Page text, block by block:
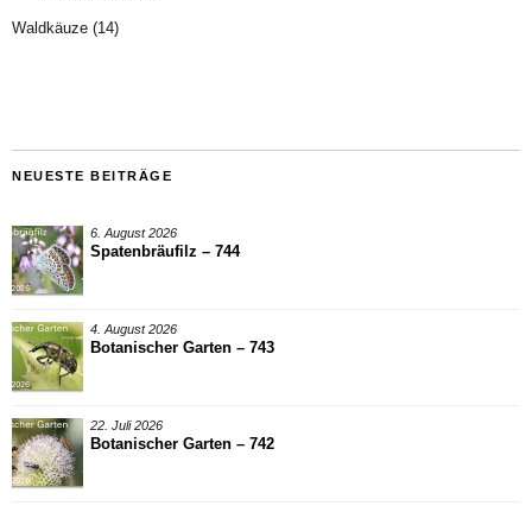
Waldkäuze (14)
NEUESTE BEITRÄGE
6. August 2026
Spatenbräufilz – 744
4. August 2026
Botanischer Garten – 743
22. Juli 2026
Botanischer Garten – 742